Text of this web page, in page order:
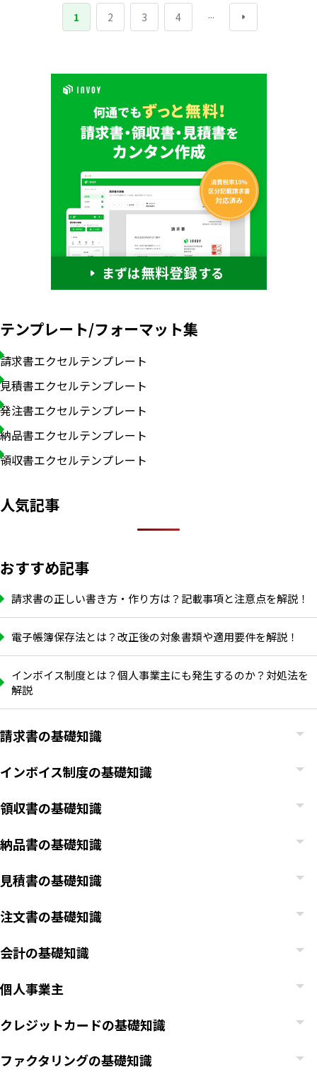
1 2 3 4 ...
テンプレート/フォーマット集
請求書エクセルテンプレート
見積書エクセルテンプレート
発注書エクセルテンプレート
納品書エクセルテンプレート
領収書エクセルテンプレート
人気記事
おすすめ記事
請求書の正しい書き方・作り方は？記載事項と注意点を解説！
電子帳簿保存法とは？改正後の対象書類や適用要件を解説！
インボイス制度とは？個人事業主にも発生するのか？対処法を
解説
請求書の基礎知識
インボイス制度の基礎知識
領収書の基礎知識
納品書の基礎知識
見積書の基礎知識
注文書の基礎知識
会計の基礎知識
個人事業主
クレジットカードの基礎知識
ファクタリングの基礎知識